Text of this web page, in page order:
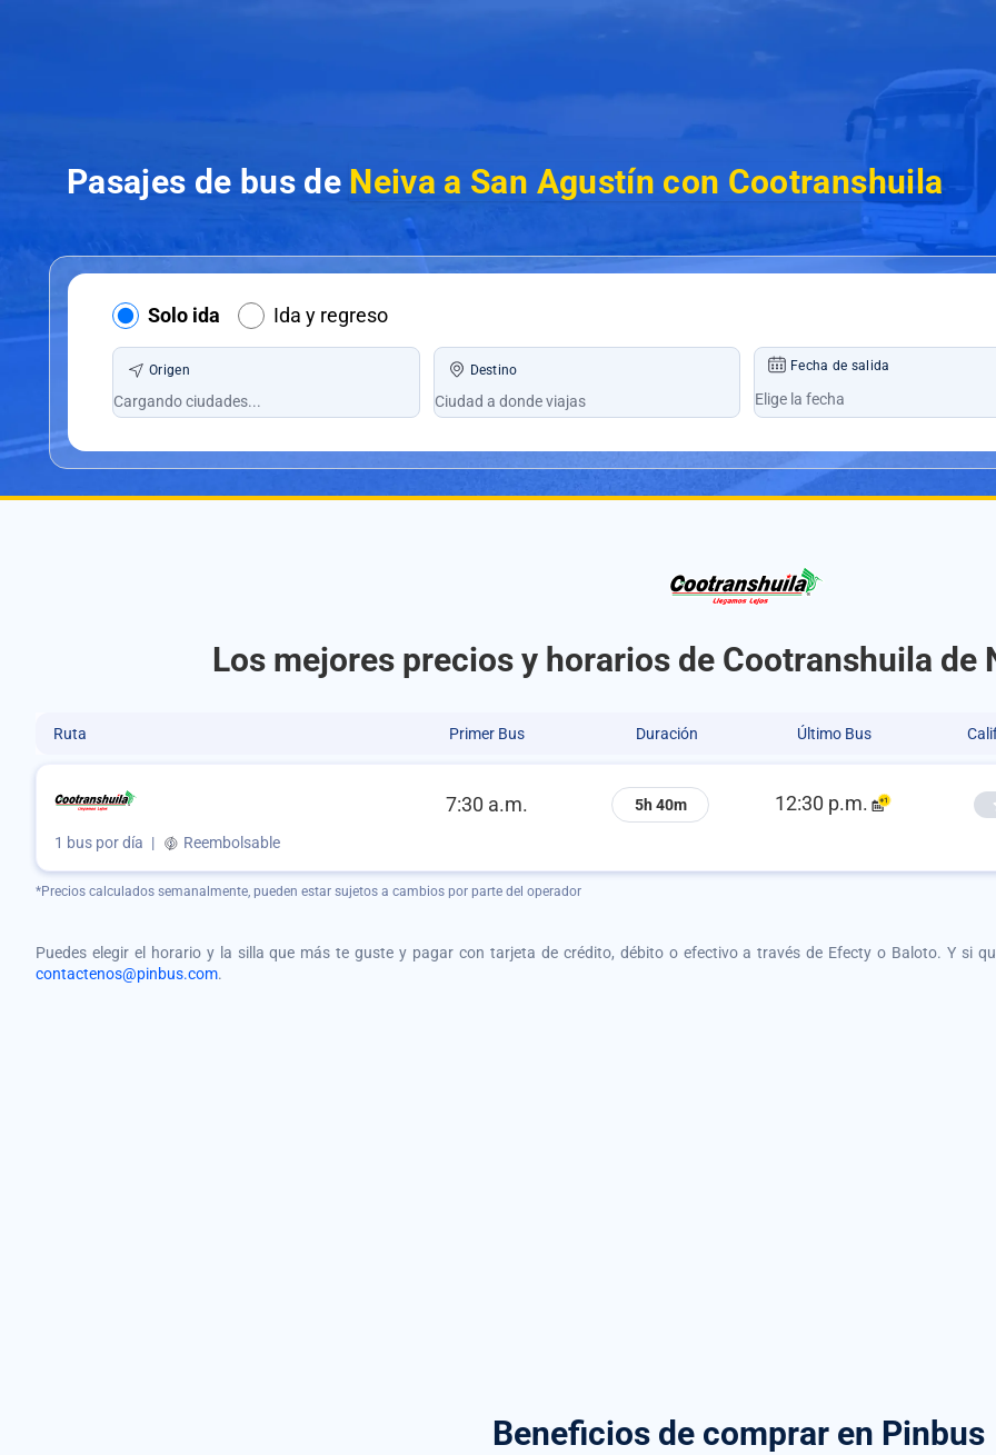
Pasajes de bus de Neiva a San Agustín con Cootranshuila
Solo ida Ida y regreso
Origen Destino Fecha de salida
Los mejores precios y horarios de Cootranshuila de
Ruta Primer Bus Duración Último Bus
7:30 a.m. 5h 40m 12:30 p.m.
1 bus por día | Reembolsable
*Precios calculados semanalmente, pueden estar sujetos a cambios por parte del operador
Puedes elegir el horario y la silla que más te guste y pagar con tarjeta de crédito, débito o efectivo a través de Efecty o Baloto. Y si
contactenos@pinbus.com.
Beneficios de comprar en Pinbus